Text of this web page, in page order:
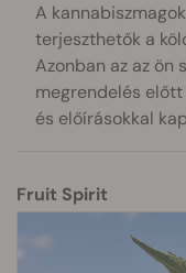
A
terjeszthetők a
Azonban az az ön
megrendelés
és előírásokkal
Fruit Spirit